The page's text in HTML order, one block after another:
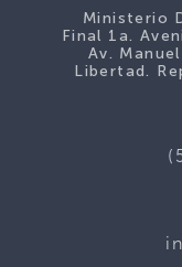
Ministerio
Final 1a.
Av.
Libertad.